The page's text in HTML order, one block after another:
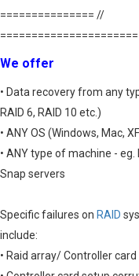
=============== //
We offer
• Data recovery from any
RAID 6, RAID 10 etc.)
• ANY OS (Windows, Mac,
• ANY type of machine -
Snap servers
Specific failures on RAID
include:
• Raid array/ Controller